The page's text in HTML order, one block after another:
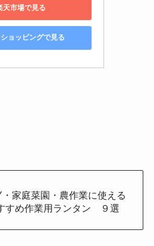
天市場で見る
ョッピングで見る
・家庭菜園・農作業に使える
すめ作業用ランタン ９選